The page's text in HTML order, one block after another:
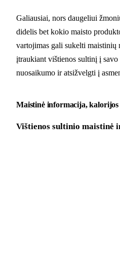
Galiausiai, nors daugeliui
didelis bet kokio maisto
vartojimas gali sukelti maistinių
įtraukiant vištienos sultinį į
nuosaikumo ir atsižvelgti į
Maistinė informacija, kalorijos
Vištienos sultinio maistinė